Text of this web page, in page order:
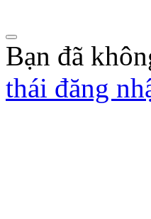
Bạn đã
thái đăng